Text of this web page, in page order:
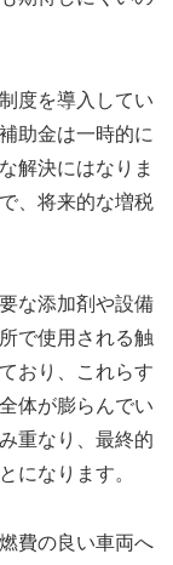
度を導入してい
助金は一時的に
解決にはなりま
、将来的な増税
な添加剤や設備
で使用される触
おり、これらす
体が膨らんでい
重なり、最終的
になります。
費の良い車両へ